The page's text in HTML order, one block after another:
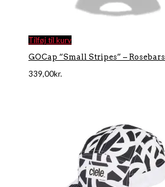
Tilføj til kurv
GOCap “Small Stripes” – Rosebars
339,00kr.